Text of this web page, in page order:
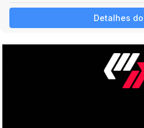
Detalhes